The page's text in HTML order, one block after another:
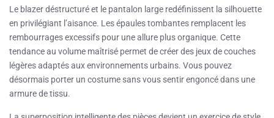
Le blazer déstructuré et le pantalon large redéfinissent la silhouette
en privilégiant l’aisance. Les épaules tombantes remplacent les
rembourrages excessifs pour une allure plus organique. Cette
tendance au volume maîtrisé permet de créer des jeux de couches
légères adaptés aux environnements urbains. Vous pouvez
désormais porter un costume sans vous sentir engoncé dans une
armure de tissu.